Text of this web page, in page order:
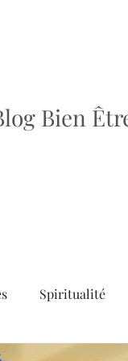
Bien
Spiritualité